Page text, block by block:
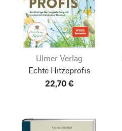
Ulmer Verlag
Echte Hitzeprofis
22,70 €